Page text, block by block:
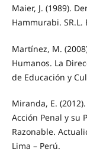
Maier, J. (1989).
Hammurabi.
Martínez, M.
Humanos. La
de Educación y
Miranda, E.
Acción Penal y su
Razonable.
Lima – Perú.